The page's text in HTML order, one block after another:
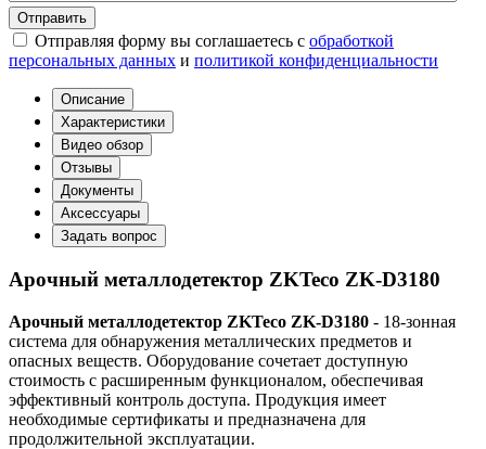
Отправить
Отправляя форму вы соглашаетесь с обработкой
персональных данных и политикой конфиденциальности
Описание
Характеристики
Видео обзор
Отзывы
Документы
Аксессуары
Задать вопрос
Арочный металлодетектор ZKTeco ZK-D3180
Арочный металлодетектор ZKTeco ZK-D3180 - 18-зонная
система для обнаружения металлических предметов и
опасных веществ. Оборудование сочетает доступную
стоимость с расширенным функционалом, обеспечивая
эффективный контроль доступа. Продукция имеет
необходимые сертификаты и предназначена для
продолжительной эксплуатации.